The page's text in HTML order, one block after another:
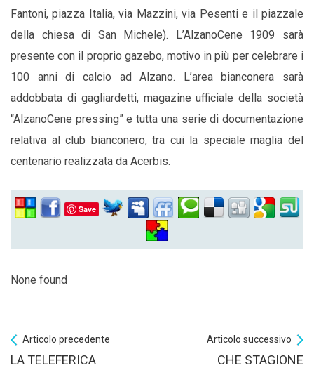
Fantoni, piazza Italia, via Mazzini, via Pesenti e il piazzale
della chiesa di San Michele). L’AlzanoCene 1909 sarà
presente con il proprio gazebo, motivo in più per celebrare i
100 anni di calcio ad Alzano. L’area bianconera sarà
addobbata di gagliardetti, magazine ufficiale della società
“AlzanoCene pressing” e tutta una serie di documentazione
relativa al club bianconero, tra cui la speciale maglia del
centenario realizzata da Acerbis.
Save
None found
Articolo precedente
LA TELEFERICA
Articolo successivo
CHE STAGIONE